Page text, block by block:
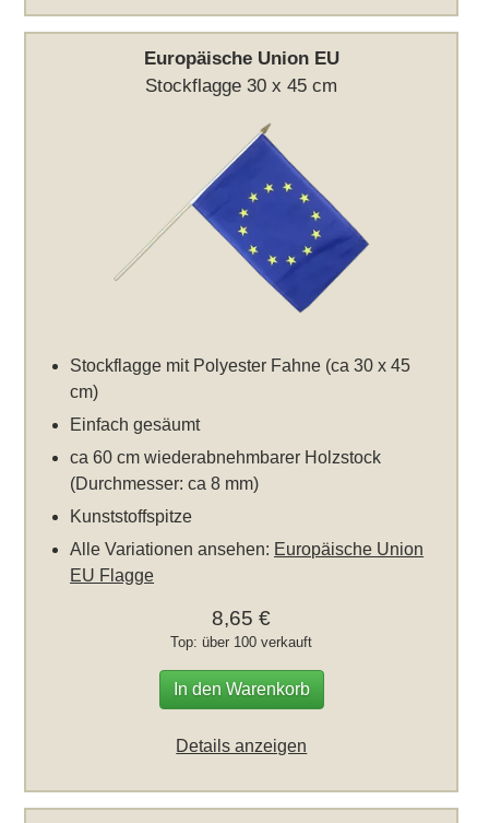
Europäische Union EU
Stockflagge 30 x 45 cm
Stockflagge mit Polyester Fahne (ca 30 x 45
cm)
Einfach gesäumt
ca 60 cm wiederabnehmbarer Holzstock
(Durchmesser: ca 8 mm)
Kunststoffspitze
Alle Variationen ansehen: Europäische Union
EU Flagge
8,65 €
Top: über 100 verkauft
In den Warenkorb
Details anzeigen